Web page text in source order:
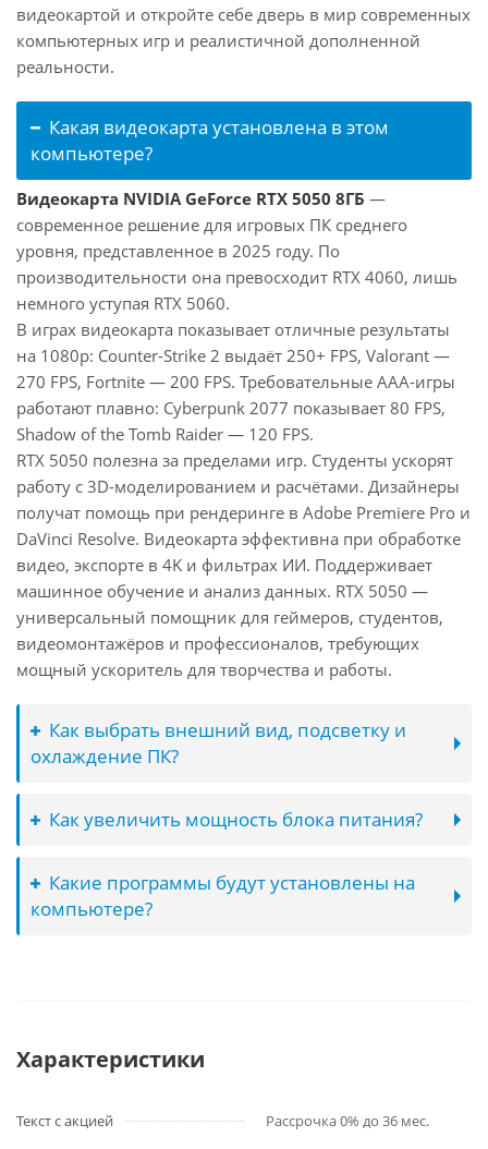
видеокартой и откройте себе дверь в мир современных
компьютерных игр и реалистичной дополненной
реальности.
Какая видеокарта установлена в этом
компьютере?
Видеокарта NVIDIA GeForce RTX 5050 8ГБ —
современное решение для игровых ПК среднего
уровня, представленное в 2025 году. По
производительности она превосходит RTX 4060, лишь
немного уступая RTX 5060.
В играх видеокарта показывает отличные результаты
на 1080p: Counter-Strike 2 выдаёт 250+ FPS, Valorant —
270 FPS, Fortnite — 200 FPS. Требовательные AAA-игры
работают плавно: Cyberpunk 2077 показывает 80 FPS,
Shadow of the Tomb Raider — 120 FPS.
RTX 5050 полезна за пределами игр. Студенты ускорят
работу с 3D-моделированием и расчётами. Дизайнеры
получат помощь при рендеринге в Adobe Premiere Pro и
DaVinci Resolve. Видеокарта эффективна при обработке
видео, экспорте в 4K и фильтрах ИИ. Поддерживает
машинное обучение и анализ данных. RTX 5050 —
универсальный помощник для геймеров, студентов,
видеомонтажёров и профессионалов, требующих
мощный ускоритель для творчества и работы.
Как выбрать внешний вид, подсветку и
охлаждение ПК?
Как увеличить мощность блока питания?
Какие программы будут установлены на
компьютере?
Характеристики
Текст с акцией Рассрочка 0% до 36 мес.